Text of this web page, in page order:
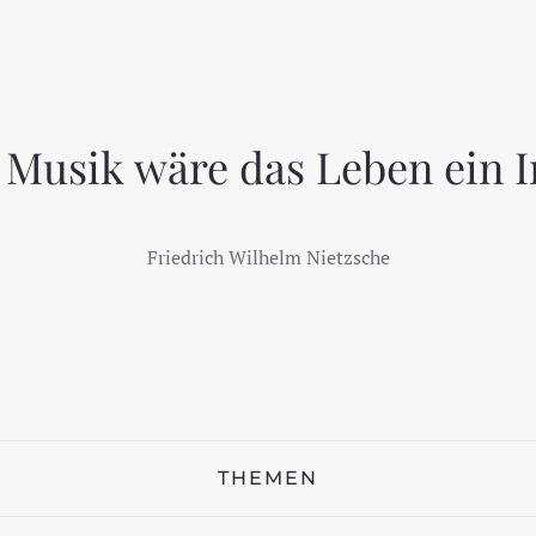
wäre das Leben ein
Friedrich Wilhelm Nietzsche
THEMEN